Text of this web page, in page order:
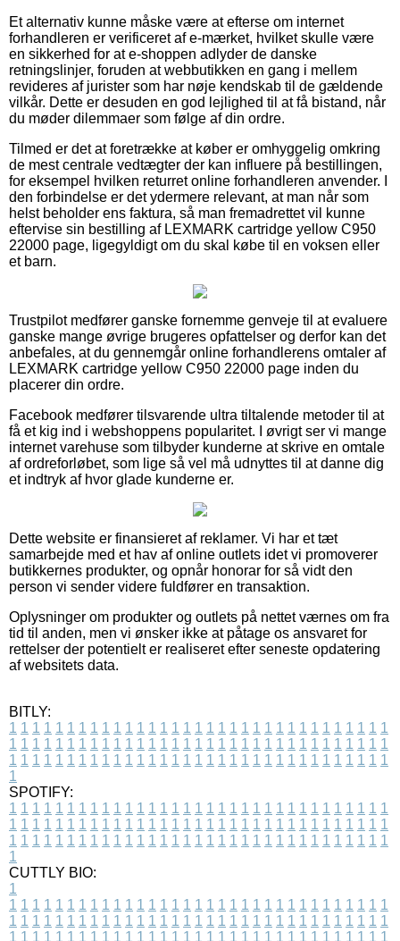
Et alternativ kunne måske være at efterse om internet
forhandleren er verificeret af e-mærket, hvilket skulle være
en sikkerhed for at e-shoppen adlyder de danske
retningslinjer, foruden at webbutikken en gang i mellem
revideres af jurister som har nøje kendskab til de gældende
vilkår. Dette er desuden en god lejlighed til at få bistand, når
du møder dilemmaer som følge af din ordre.
Tilmed er det at foretrække at køber er omhyggelig omkring
de mest centrale vedtægter der kan influere på bestillingen,
for eksempel hvilken returret online forhandleren anvender. I
den forbindelse er det ydermere relevant, at man når som
helst beholder ens faktura, så man fremadrettet vil kunne
eftervise sin bestilling af LEXMARK cartridge yellow C950
22000 page, ligegyldigt om du skal købe til en voksen eller
et barn.
Trustpilot medfører ganske fornemme genveje til at evaluere
ganske mange øvrige brugeres opfattelser og derfor kan det
anbefales, at du gennemgår online forhandlerens omtaler af
LEXMARK cartridge yellow C950 22000 page inden du
placerer din ordre.
Facebook medfører tilsvarende ultra tiltalende metoder til at
få et kig ind i webshoppens popularitet. I øvrigt ser vi mange
internet varehuse som tilbyder kunderne at skrive en omtale
af ordreforløbet, som lige så vel må udnyttes til at danne dig
et indtryk af hvor glade kunderne er.
Dette website er finansieret af reklamer. Vi har et tæt
samarbejde med et hav af online outlets idet vi promoverer
butikkernes produkter, og opnår honorar for så vidt den
person vi sender videre fuldfører en transaktion.
Oplysninger om produkter og outlets på nettet værnes om fra
tid til anden, men vi ønsker ikke at påtage os ansvaret for
rettelser der potentielt er realiseret efter seneste opdatering
af websitets data.
BITLY:
1 1 1 1 1 1 1 1 1 1 1 1 1 1 1 1 1 1 1 1 1 1 1 1 1 1 1 1 1 1 1 1 1
1 1 1 1 1 1 1 1 1 1 1 1 1 1 1 1 1 1 1 1 1 1 1 1 1 1 1 1 1 1 1 1 1
1 1 1 1 1 1 1 1 1 1 1 1 1 1 1 1 1 1 1 1 1 1 1 1 1 1 1 1 1 1 1 1 1
1
SPOTIFY:
1 1 1 1 1 1 1 1 1 1 1 1 1 1 1 1 1 1 1 1 1 1 1 1 1 1 1 1 1 1 1 1 1
1 1 1 1 1 1 1 1 1 1 1 1 1 1 1 1 1 1 1 1 1 1 1 1 1 1 1 1 1 1 1 1 1
1 1 1 1 1 1 1 1 1 1 1 1 1 1 1 1 1 1 1 1 1 1 1 1 1 1 1 1 1 1 1 1 1
1
CUTTLY BIO:
1
1 1 1 1 1 1 1 1 1 1 1 1 1 1 1 1 1 1 1 1 1 1 1 1 1 1 1 1 1 1 1 1 1
1 1 1 1 1 1 1 1 1 1 1 1 1 1 1 1 1 1 1 1 1 1 1 1 1 1 1 1 1 1 1 1 1
1 1 1 1 1 1 1 1 1 1 1 1 1 1 1 1 1 1 1 1 1 1 1 1 1 1 1 1 1 1 1 1 1